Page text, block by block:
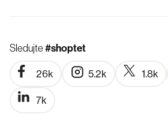
Sledujte#shoptet
26k 5.2k 1.8k
7k